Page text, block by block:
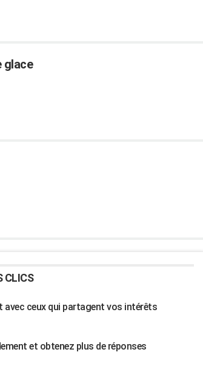
glace
CLICS
avec ceux qui partagent vos intérêts
et obtenez plus de réponses